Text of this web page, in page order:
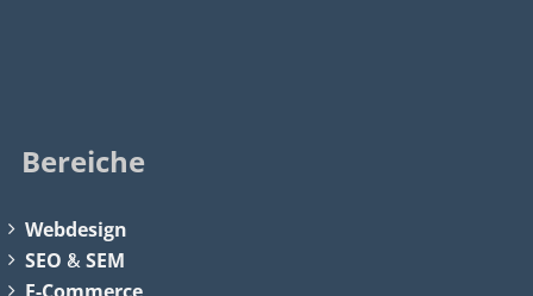
Bereiche
Webdesign
SEO &SEM